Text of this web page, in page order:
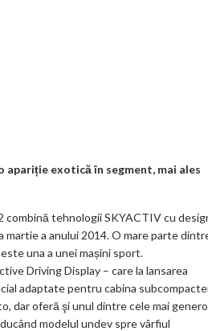
apariție exotică în segment, mai ales
combină tehnologii SKYACTIV cu
a anului 2014. O mare parte
una a unei mașini sport.
Driving Display – care la lansarea
adaptate pentru cabina
dar oferă şi unul dintre cele mai
modelul undev spre vârfiul